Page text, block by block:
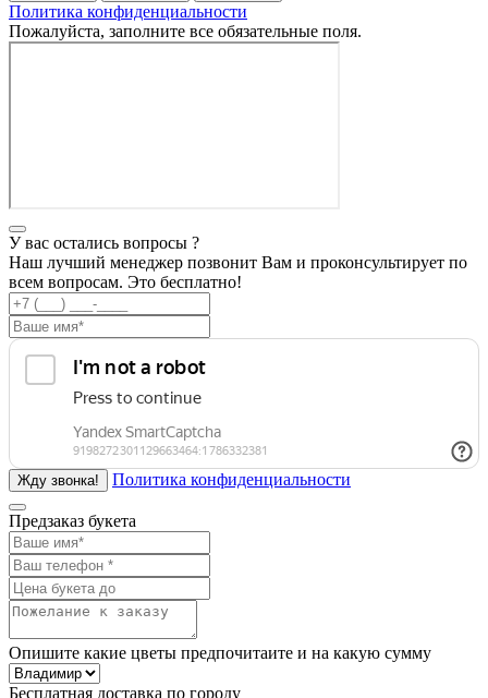
Политика конфиденциальности
Пожалуйста, заполните все обязательные поля.
У вас остались вопросы ?
Наш лучший менеджер позвонит Вам и проконсультирует по
всем вопросам. Это бесплатно!
Политика конфиденциальности
Предзаказ букета
Опишите какие цветы предпочитаите и на какую сумму
Бесплатная доставка по городу